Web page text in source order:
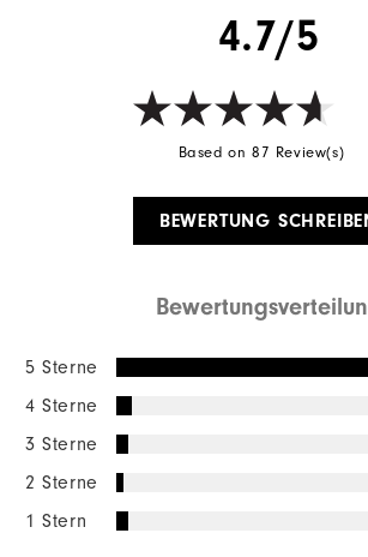
4.7/5
Based on 87 Review(s)
BEWERTUNG
5 Sterne
4 Sterne
3 Sterne
2 Sterne
1 Stern